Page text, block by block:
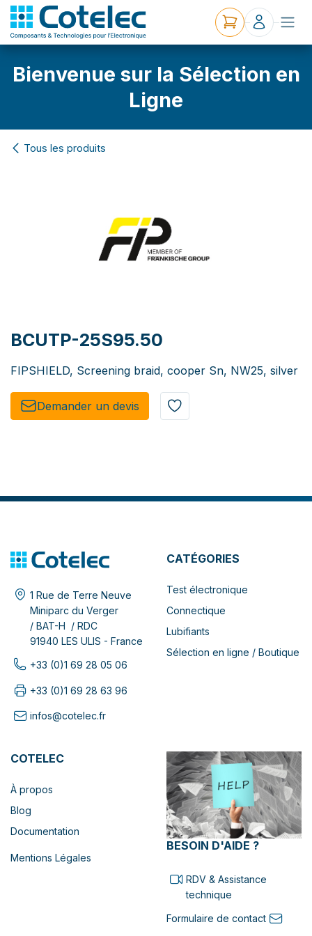
Bienvenue sur la Sélection en
Ligne
Tous les produits
BCUTP-25S95.50
FIPSHIELD, Screening braid, cooper Sn, NW25, silver
Demander un de​​vis​​
1 Rue de Terre Neuve
Miniparc du Verger
/ BAT-H / RDC
91940 LES ULIS - France
+33 (0)1 69 28 05 06
+33 (0)1 69 28 63 96
infos@cotelec.fr
CATÉGORIES
Test électronique
Connectique
Lubifiants
Sélection en ligne / Boutique
COTELEC
À propos
Blog
Documentation
Mentions Légales
BESOIN D'AIDE ?
RDV & Assistance
technique
Formulaire de contact